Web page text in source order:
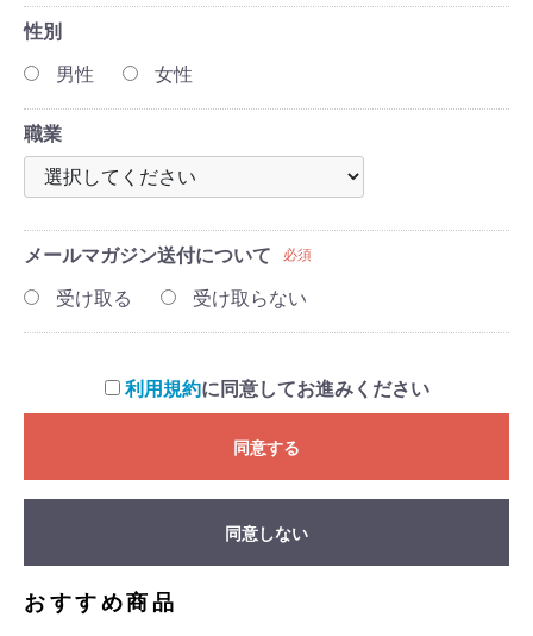
性別
男性
女性
職業
メールマガジン送付について 必須
受け取る 受け取らない
利用規約に同意してお進みください
同意する
同意しない
おすすめ商品